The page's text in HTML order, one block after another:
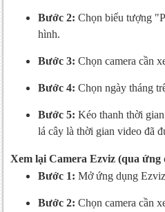
Bước 2: Chọn biểu tượng
hình.
Bước 3: Chọn camera cần
Bước 4: Chọn ngày tháng
Bước 5: Kéo thanh thời
lá cây là thời gian video đã
Xem lại Camera Ezviz (qua ứng
Bước 1: Mở ứng dụng
Bước 2: Chọn camera cần